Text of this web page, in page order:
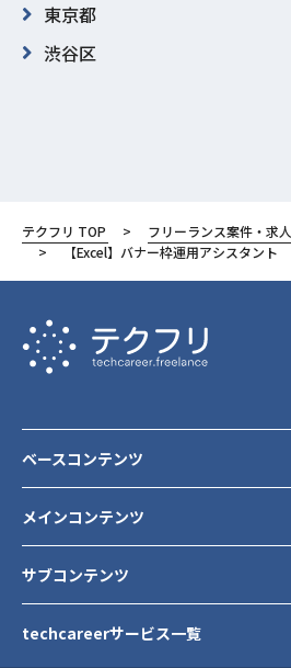
東京都
渋谷区
テクフリ TOP フリーランス案件・求人
【Excel】バナー枠運用アシスタント
メインコンテンツ
サブコンテンツ
ベースコンテンツ
techcareerサービス一覧